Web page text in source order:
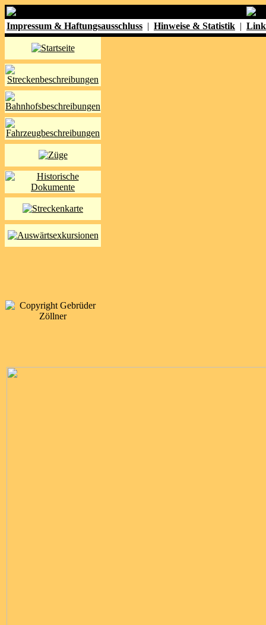
Impressum & Haftungsausschluss | Hinweise & Statistik |